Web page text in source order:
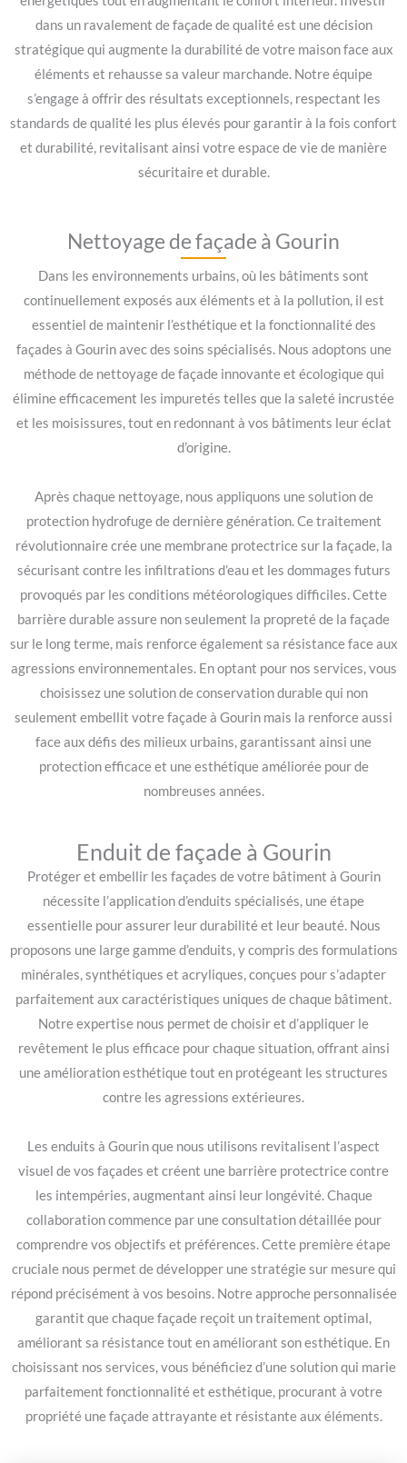
dans un ravalement de façade de qualité est une décision
stratégique qui augmente la durabilité de votre maison face aux
éléments et rehausse sa valeur marchande. Notre équipe
s’engage à offrir des résultats exceptionnels, respectant les
standards de qualité les plus élevés pour garantir à la fois confort
et durabilité, revitalisant ainsi votre espace de vie de manière
sécuritaire et durable.
Nettoyage de façade à Gourin
Dans les environnements urbains, où les bâtiments sont
continuellement exposés aux éléments et à la pollution, il est
essentiel de maintenir l’esthétique et la fonctionnalité des
façades à Gourin avec des soins spécialisés. Nous adoptons une
méthode de nettoyage de façade innovante et écologique qui
élimine efficacement les impuretés telles que la saleté incrustée
et les moisissures, tout en redonnant à vos bâtiments leur éclat
d’origine.
Après chaque nettoyage, nous appliquons une solution de
protection hydrofuge de dernière génération. Ce traitement
révolutionnaire crée une membrane protectrice sur la façade, la
sécurisant contre les infiltrations d’eau et les dommages futurs
provoqués par les conditions météorologiques difficiles. Cette
barrière durable assure non seulement la propreté de la façade
sur le long terme, mais renforce également sa résistance face aux
agressions environnementales. En optant pour nos services, vous
choisissez une solution de conservation durable qui non
seulement embellit votre façade à Gourin mais la renforce aussi
face aux défis des milieux urbains, garantissant ainsi une
protection efficace et une esthétique améliorée pour de
nombreuses années.
Enduit de façade à Gourin
Protéger et embellir les façades de votre bâtiment à Gourin
nécessite l’application d’enduits spécialisés, une étape
essentielle pour assurer leur durabilité et leur beauté. Nous
proposons une large gamme d’enduits, y compris des formulations
minérales, synthétiques et acryliques, conçues pour s’adapter
parfaitement aux caractéristiques uniques de chaque bâtiment.
Notre expertise nous permet de choisir et d’appliquer le
revêtement le plus efficace pour chaque situation, offrant ainsi
une amélioration esthétique tout en protégeant les structures
contre les agressions extérieures.
Les enduits à Gourin que nous utilisons revitalisent l’aspect
visuel de vos façades et créent une barrière protectrice contre
les intempéries, augmentant ainsi leur longévité. Chaque
collaboration commence par une consultation détaillée pour
comprendre vos objectifs et préférences. Cette première étape
cruciale nous permet de développer une stratégie sur mesure qui
répond précisément à vos besoins. Notre approche personnalisée
garantit que chaque façade reçoit un traitement optimal,
améliorant sa résistance tout en améliorant son esthétique. En
choisissant nos services, vous bénéficiez d’une solution qui marie
parfaitement fonctionnalité et esthétique, procurant à votre
propriété une façade attrayante et résistante aux éléments.